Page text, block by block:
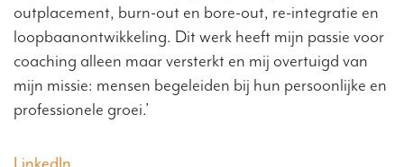
outplacement, burn-out en bore-out, re-integratie en
loopbaanontwikkeling. Dit werk heeft mijn passie voor
coaching alleen maar versterkt en mij overtuigd van
mijn missie: mensen begeleiden bij hun persoonlijke en
professionele groei.’